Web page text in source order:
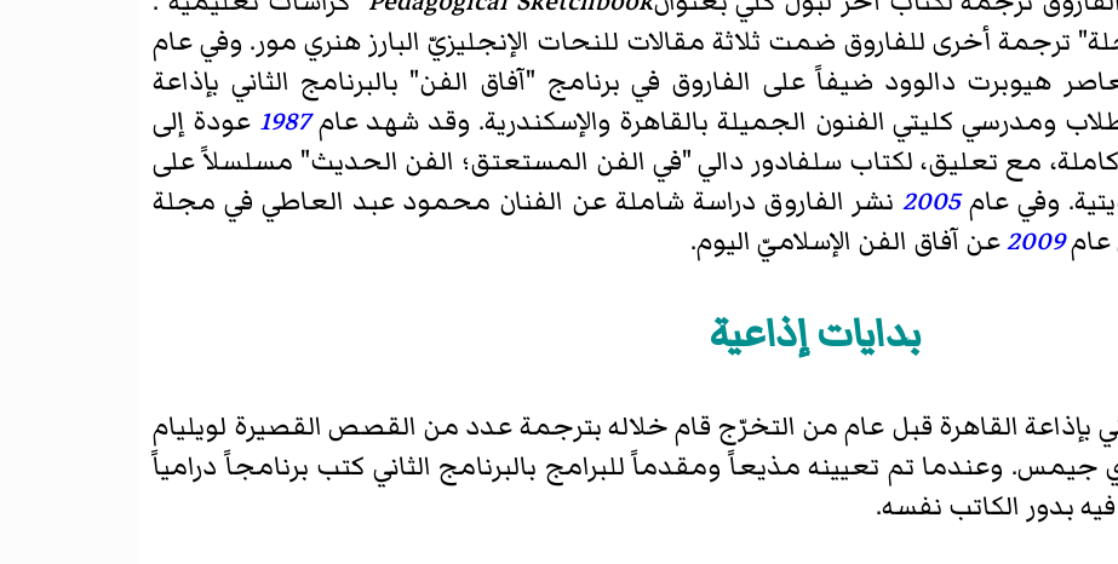
ترجمة أخرى للفاروق ضمت ثلاثة مقالات للنحات الإنجليزيّ البارز هنري مور. وفي عام
هيوبرت دالوود ضيفاً على الفاروق في برنامج "آفاق الفن" بالبرنامج الثاني بإذاعة
ومدرسي كليتي الفنون الجميلة بالقاهرة والإسكندرية. وقد شهد عام1987 عودة إلى
كاملة، مع تعليق، لكتاب سلفادور دالي "في الفن المستعتق؛ الفن الحديث" مسلسلاً على
وفي عام2005نشر الفاروق دراسة شاملة عن الفنان محمود عبد العاطي في مجلة
عام2009عن آفاق الفن الإسلاميّ اليوم.
بدايات إذاعية
بإذاعة القاهرة قبل عام من التخرّج قام خلاله بترجمة عدد من القصص القصيرة لويليام
جيمس. وعندما تم تعيينه مذيعاً ومقدماً للبرامج بالبرنامج الثاني كتب برنامجاً درامياً
بدور الكاتب نفسه.